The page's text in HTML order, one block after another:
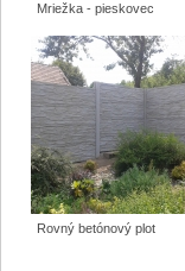
Mriežka - pieskovec
Rovný betónový plot